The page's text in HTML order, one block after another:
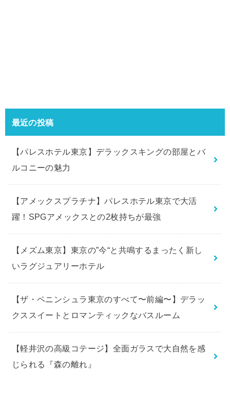
最近の投稿
【パレスホテル東京】デラックスキングの部屋とバ
ルコニーの魅力
【アメックスプラチナ】パレスホテル東京で大活
躍！SPGアメックスとの2枚持ちが最強
【メズム東京】東京の”今“と共鳴するまったく新し
いラグジュアリーホテル
【ザ・ペニンシュラ東京のすべて〜前編〜】デラッ
クススイートとロマンティックなバスルーム
【軽井沢の高級コテージ】全面ガラスで大自然を感
じられる『森の離れ』